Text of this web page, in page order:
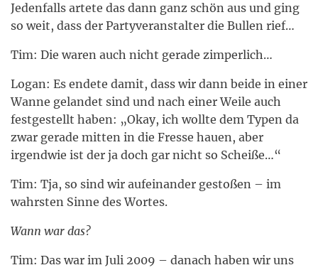
Jedenfalls artete das dann ganz schön aus und ging
so weit, dass der Partyveranstalter die Bullen rief…
Tim: Die waren auch nicht gerade zimperlich…
Logan: Es endete damit, dass wir dann beide in einer
Wanne gelandet sind und nach einer Weile auch
festgestellt haben: „Okay, ich wollte dem Typen da
zwar gerade mitten in die Fresse hauen, aber
irgendwie ist der ja doch gar nicht so Scheiße…“
Tim: Tja, so sind wir aufeinander gestoßen – im
wahrsten Sinne des Wortes.
Wann war das?
Tim: Das war im Juli 2009 – danach haben wir uns